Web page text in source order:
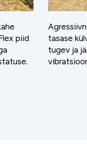
piid
tasase
tugev ja